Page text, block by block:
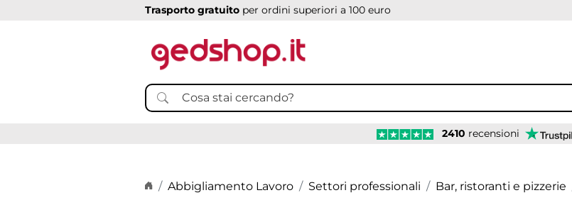
Trasporto gratuito per ordini superiori a 100 euro
2410 recensioni
Home page
Abbigliamento Lavoro Settori professionali Bar, ristoranti e pizzerie